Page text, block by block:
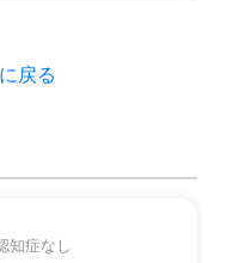
戻る
知症なし